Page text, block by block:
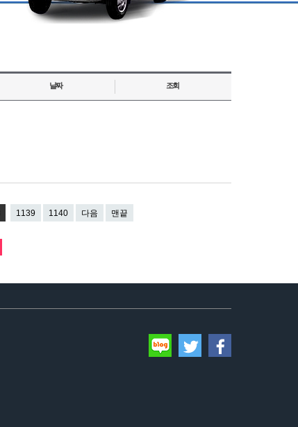
날짜 조회
1139 1140 다음 맨끝